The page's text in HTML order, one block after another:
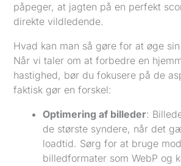
påpeger, at jagten på en perfekt
direkte vildledende.
Hvad kan man så gøre for at øge
Når vi taler om at forbedre en
hastighed, bør du fokusere på de
faktisk gør en forskel:
Optimering af billeder:
de største syndere, når det
loadtid. Sørg for at bruge
billedformater som WebP og